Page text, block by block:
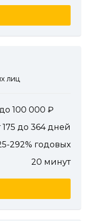
лиц
100 000
175 до 364 дней
292% годовых
20 минут